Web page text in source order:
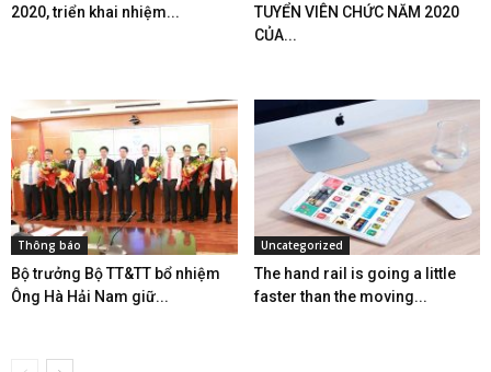
2020, triển khai nhiệm...
TUYỂN VIÊN CHỨC NĂM 2020
CỦA...
Thông báo
Bộ trưởng Bộ TT&TT bổ nhiệm
Ông Hà Hải Nam giữ...
Uncategorized
The hand rail is going a little
faster than the moving...